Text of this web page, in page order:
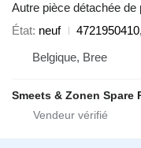
Autre pièce détachée de
État neuf
Belgique, Bree
Smeets & Zonen Spare